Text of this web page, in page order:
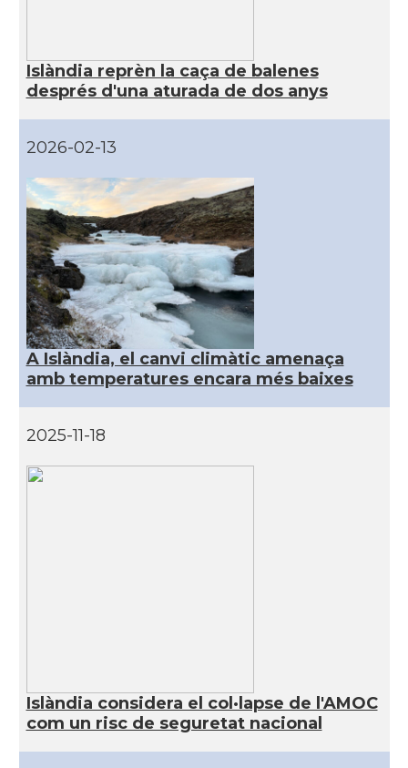
Islàndia reprèn la caça de balenes
després d'una aturada de dos anys
2026-02-13
A Islàndia, el canvi climàtic amenaça
amb temperatures encara més baixes
2025-11-18
Islàndia considera el col·lapse de l'AMOC
com un risc de seguretat nacional